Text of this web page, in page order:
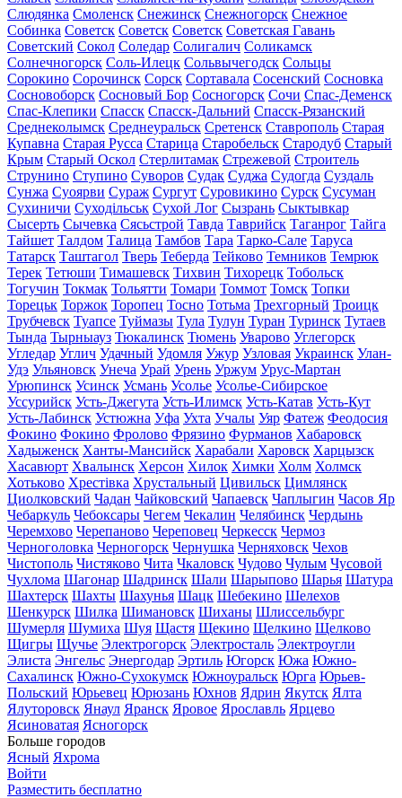
Слюдянка Смоленск Снежинск Снежногорск Снежное
Собинка Советск Советск Советск Советская Гавань
Советский Сокол Соледар Солигалич Соликамск
Солнечногорск Соль-Илецк Сольвычегодск Сольцы
Сорокино Сорочинск Сорск Сортавала Сосенский Сосновка
Сосновоборск Сосновый Бор Сосногорск Сочи Спас-Деменск
Спас-Клепики Спасск Спасск-Дальний Спасск-Рязанский
Среднеколымск Среднеуральск Сретенск Ставрополь Старая
Купавна Старая Русса Старица Старобельск Стародуб Старый
Крым Старый Оскол Стерлитамак Стрежевой Строитель
Струнино Ступино Суворов Судак Суджа Судогда Суздаль
Сунжа Суоярви Сураж Сургут Суровикино Сурск Сусуман
Сухиничи Суходільськ Сухой Лог Сызрань Сыктывкар
Сысерть Сычевка Сясьстрой Тавда Таврийск Таганрог Тайга
Тайшет Талдом Талица Тамбов Тара Тарко-Сале Таруса
Татарск Таштагол Тверь Теберда Тейково Темников Темрюк
Терек Тетюши Тимашевск Тихвин Тихорецк Тобольск
Тогучин Токмак Тольятти Томари Томмот Томск Топки
Торецьк Торжок Торопец Тосно Тотьма Трехгорный Троицк
Трубчевск Туапсе Туймазы Тула Тулун Туран Туринск Тутаев
Тында Тырныауз Тюкалинск Тюмень Уварово Углегорск
Угледар Углич Удачный Удомля Ужур Узловая Украинск Улан-
Удэ Ульяновск Унеча Урай Урень Уржум Урус-Мартан
Урюпинск Усинск Усмань Усолье Усолье-Сибирское
Уссурийск Усть-Джегута Усть-Илимск Усть-Катав Усть-Кут
Усть-Лабинск Устюжна Уфа Ухта Учалы Уяр Фатеж Феодосия
Фокино Фокино Фролово Фрязино Фурманов Хабаровск
Хадыженск Ханты-Мансийск Харабали Харовск Харцызск
Хасавюрт Хвалынск Херсон Хилок Химки Холм Холмск
Хотьково Хрестівка Хрустальный Цивильск Цимлянск
Циолковский Чадан Чайковский Чапаевск Чаплыгин Часов Яр
Чебаркуль Чебоксары Чегем Чекалин Челябинск Чердынь
Черемхово Черепаново Череповец Черкесск Чермоз
Черноголовка Черногорск Чернушка Черняховск Чехов
Чистополь Чистяково Чита Чкаловск Чудово Чулым Чусовой
Чухлома Шагонар Шадринск Шали Шарыпово Шарья Шатура
Шахтерск Шахты Шахунья Шацк Шебекино Шелехов
Шенкурск Шилка Шимановск Шиханы Шлиссельбург
Шумерля Шумиха Шуя Щастя Щекино Щелкино Щелково
Щигры Щучье Электрогорск Электросталь Электроугли
Элиста Энгельс Энергодар Эртиль Югорск Южа Южно-
Сахалинск Южно-Сухокумск Южноуральск Юрга Юрьев-
Польский Юрьевец Юрюзань Юхнов Ядрин Якутск Ялта
Ялуторовск Янаул Яранск Яровое Ярославль Ярцево
Ясиноватая Ясногорск
Больше городов
Ясный Яхрома
Войти
Разместить бесплатно